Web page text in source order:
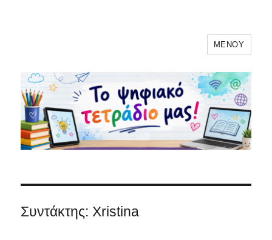
ΜΕΝΟΎ
Συντάκτης:Xristina